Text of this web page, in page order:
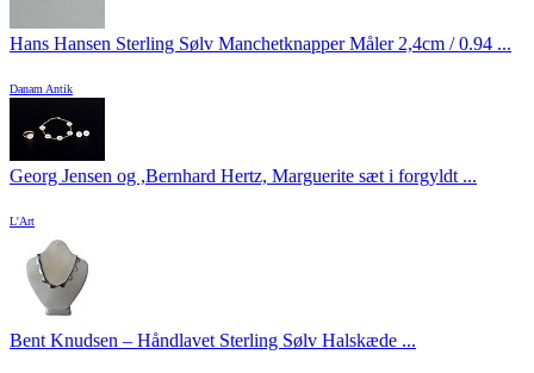
Hans Hansen Sterling Sølv Manchetknapper Måler 2,4cm / 0.94 ...
Danam Antik
Georg Jensen og ,Bernhard Hertz, Marguerite sæt i forgyldt ...
L'Art
Bent Knudsen – Håndlavet Sterling Sølv Halskæde ...